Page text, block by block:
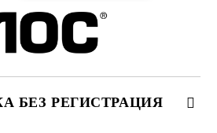
БЕЗ РЕГИСТРАЦИЯ